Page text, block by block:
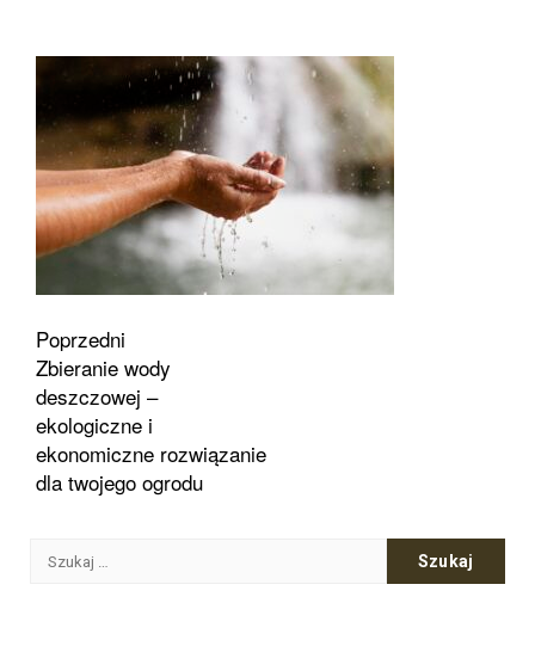
Zobacz
wpisy
Poprzedni
Zbieranie wody
deszczowej –
ekologiczne i
ekonomiczne rozwiązanie
dla twojego ogrodu
Szukaj: